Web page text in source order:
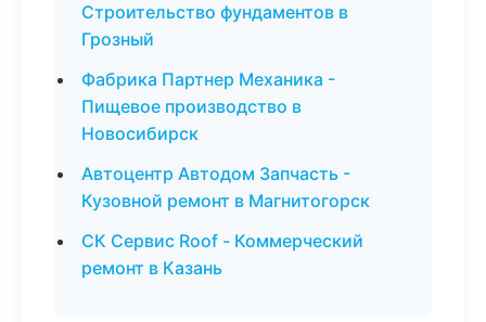
Строительство фундаментов в
Грозный
Фабрика Партнер Механика -
Пищевое производство в
Новосибирск
Автоцентр Автодом Запчасть -
Кузовной ремонт в Магнитогорск
СК Сервис Roof - Коммерческий
ремонт в Казань